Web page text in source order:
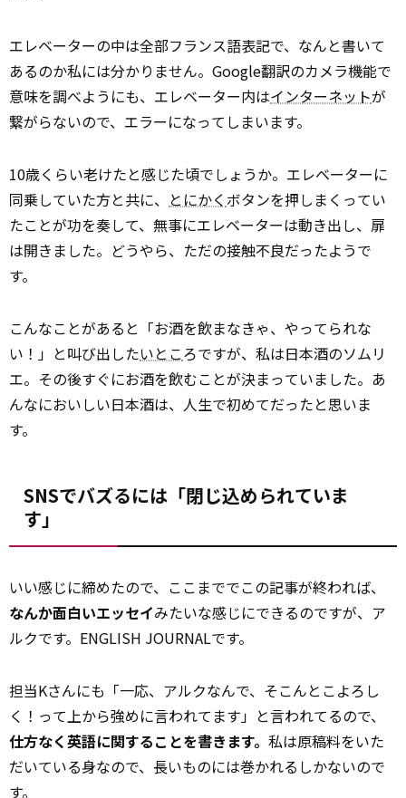
エレベーターの中は全部フランス語表記で、なんと書いて
あるのか私には分かりません。Google翻訳のカメラ機能で
意味を調べようにも、エレベーター内はインターネットが
繋がらないので、エラーになってしまいます。
10歳くらい老けたと感じた頃でしょうか。エレベーターに
同乗していた方と共に、 とにかく ボタンを押しまくってい
たことが功を奏して、無事にエレベーターは動き出し、扉
は開きました。どうやら、ただの接触不良だったようで
す。
こんなことがあると「お酒を飲まなきゃ、やってられな
い！」と叫び出したいところですが、私は日本酒のソムリ
エ。その後すぐにお酒を飲むことが決まっていました。あ
んなにおいしい日本酒は、人生で初めてだったと思いま
す。
SNSでバズるには「閉じ込められていま
す」
いい感じに締めたので、ここまででこの記事が終われば、
なんか面白いエッセイみたいな感じにできるのですが、ア
ルクです。ENGLISH JOURNALです。
担当Kさんにも「一応、アルクなんで、そこんとこよろし
く！って上から強めに言われてます」と言われてるので、
仕方なく英語に関することを書きます。 私は原稿料をいた
だいている身なので、長いものには巻かれるしかないので
す。